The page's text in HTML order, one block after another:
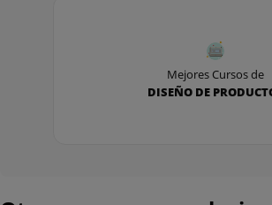
Mejores Cursos de
DISEÑO DE